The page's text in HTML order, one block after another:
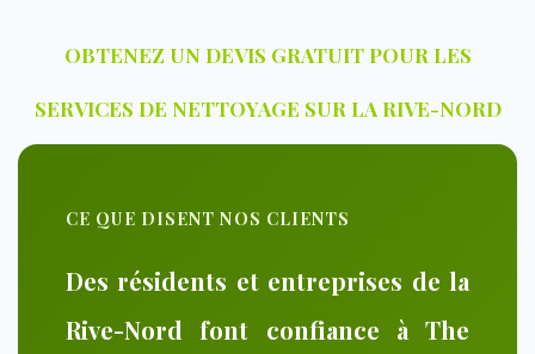
OBTENEZ UN DEVIS GRATUIT POUR LES
SERVICES DE NETTOYAGE SUR LA RIVE-NORD
CE QUE DISENT NOS CLIENTS
Des résidents et entreprises de la
Rive-Nord font confiance à The